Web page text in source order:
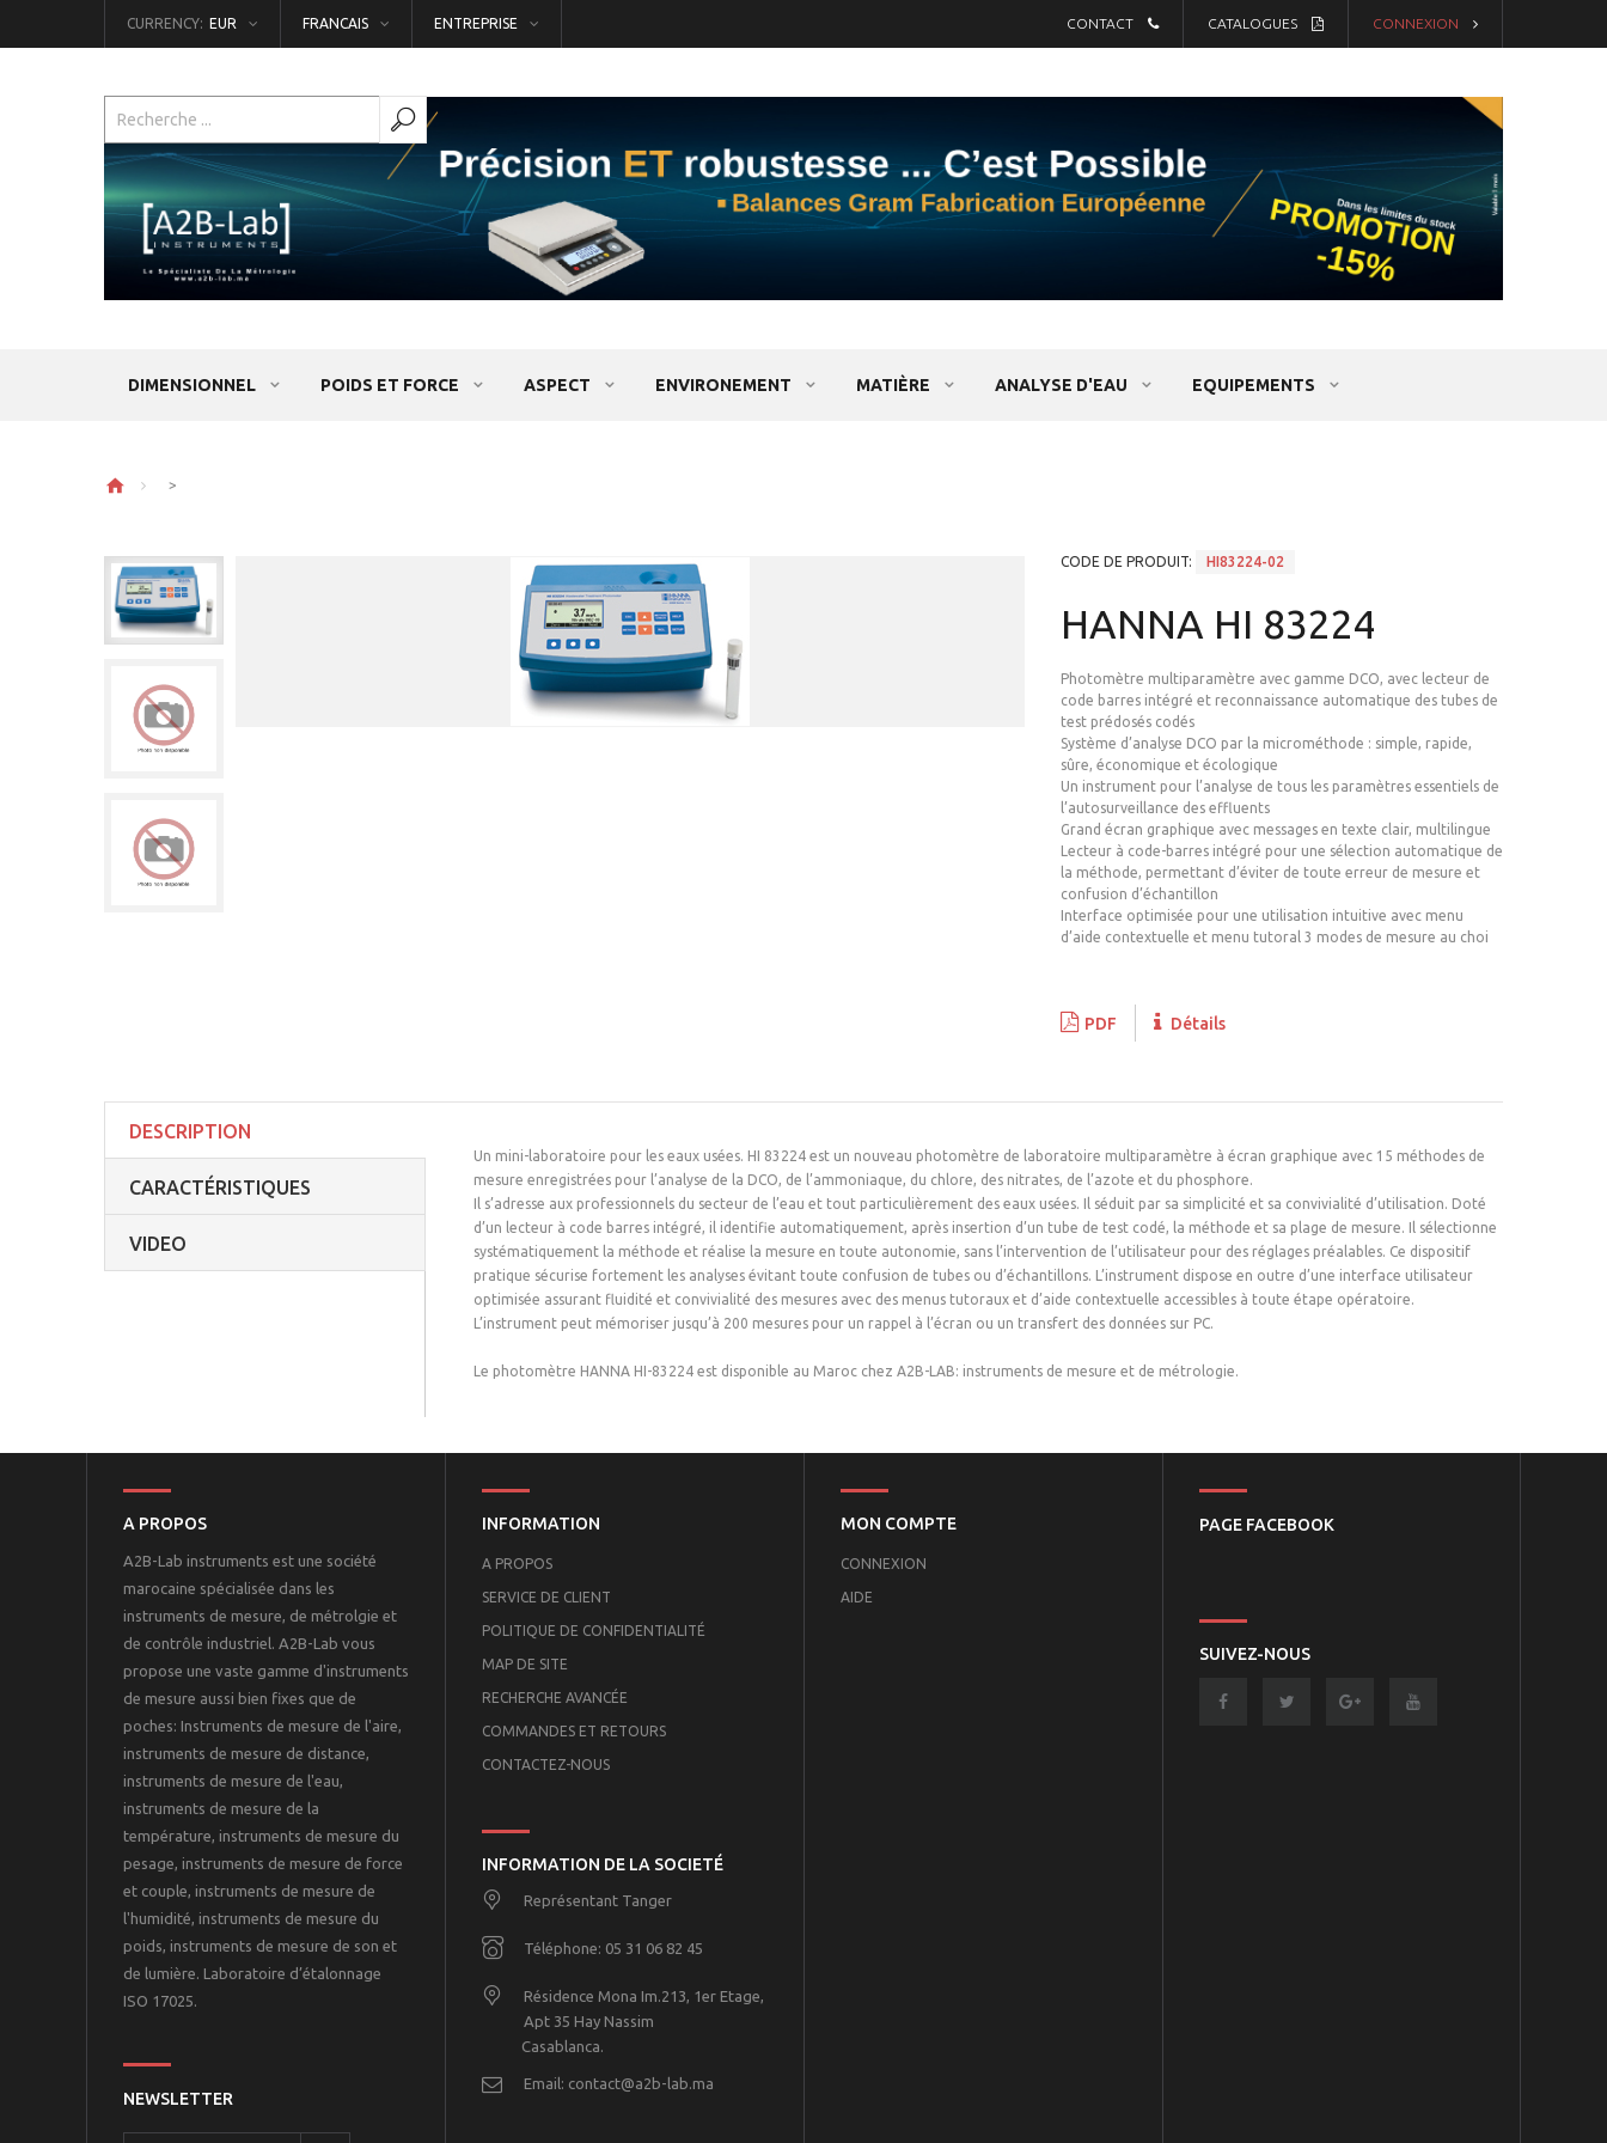
CURRENCY: EUR FRANCAIS ENTREPRISE CONNEXION
CATALOGUES
CONTACT
DIMENSIONNEL POIDS ET FORCE ASPECT ENVIRONEMENT MATIÈRE ANALYSE D'EAU EQUIPEMENTS
>
CODE DE PRODUIT: HI83224-02
HANNA HI 83224
Photomètre multiparamètre avec gamme DCO, avec lecteur de
code barres intégré et reconnaissance automatique des tubes de
test prédosés codés
Système d’analyse DCO par la microméthode : simple, rapide,
sûre, économique et écologique
Un instrument pour l’analyse de tous les paramètres essentiels de
l’autosurveillance des effluents
Grand écran graphique avec messages en texte clair, multilingue
Lecteur à code-barres intégré pour une sélection automatique de
la méthode, permettant d’éviter de toute erreur de mesure et
confusion d’échantillon
Interface optimisée pour une utilisation intuitive avec menu
d’aide contextuelle et menu tutoral 3 modes de mesure au choi
PDF Détails
DESCRIPTION
CARACTÉRISTIQUES
VIDEO
Un mini-laboratoire pour les eaux usées. HI 83224 est un nouveau photomètre de laboratoire multiparamètre à écran graphique avec 15 méthodes de
mesure enregistrées pour l’analyse de la DCO, de l’ammoniaque, du chlore, des nitrates, de l’azote et du phosphore.
Il s’adresse aux professionnels du secteur de l’eau et tout particulièrement des eaux usées. Il séduit par sa simplicité et sa convivialité d’utilisation. Doté
d’un lecteur à code barres intégré, il identifie automatiquement, après insertion d’un tube de test codé, la méthode et sa plage de mesure. Il sélectionne
systématiquement la méthode et réalise la mesure en toute autonomie, sans l’intervention de l’utilisateur pour des réglages préalables. Ce dispositif
pratique sécurise fortement les analyses évitant toute confusion de tubes ou d’échantillons. L’instrument dispose en outre d’une interface utilisateur
optimisée assurant fluidité et convivialité des mesures avec des menus tutoraux et d’aide contextuelle accessibles à toute étape opératoire.
L’instrument peut mémoriser jusqu’à 200 mesures pour un rappel à l’écran ou un transfert des données sur PC.
Le photomètre HANNA HI-83224 est disponible au Maroc chez A2B-LAB: instruments de mesure et de métrologie.
A PROPOS
A2B-Lab instruments est une société
marocaine spécialisée dans les
instruments de mesure, de métrolgie et
de contrôle industriel. A2B-Lab vous
propose une vaste gamme d'instruments
de mesure aussi bien fixes que de
poches: Instruments de mesure de l'aire,
instruments de mesure de distance,
instruments de mesure de l'eau,
instruments de mesure de la
température, instruments de mesure du
pesage, instruments de mesure de force
et couple, instruments de mesure de
l'humidité, instruments de mesure du
poids, instruments de mesure de son et
de lumière. Laboratoire d’étalonnage
ISO 17025.
NEWSLETTER
INFORMATION
A PROPOS
SERVICE DE CLIENT
POLITIQUE DE CONFIDENTIALITÉ
MAP DE SITE
RECHERCHE AVANCÉE
COMMANDES ET RETOURS
CONTACTEZ-NOUS
INFORMATION DE LA SOCIETÉ
Représentant Tanger
Téléphone: 05 31 06 82 45
Résidence Mona Im.213, 1er Etage,
Apt 35 Hay Nassim
Casablanca.
Email: contact@a2b-lab.ma
MON COMPTE
CONNEXION
AIDE
PAGE FACEBOOK
SUIVEZ-NOUS